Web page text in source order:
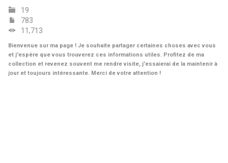
19
783
11,713
Bienvenue sur ma page ! Je souhaite partager certaines choses avec vous
et j'espère que vous trouverez ces informations utiles. Profitez de ma
collection et revenez souvent me rendre visite, j'essaierai de la maintenir à
jour et toujours intéressante. Merci de votre attention !